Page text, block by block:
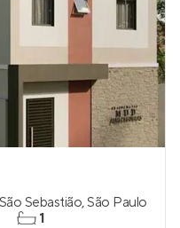
Sebastião,São Paulo
1